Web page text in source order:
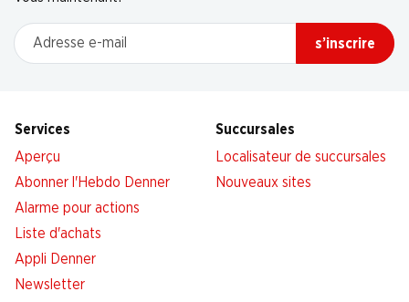
Adresse e-mail
s’inscrire
Services
Aperçu
Abonner l'Hebdo Denner
Alarme pour actions
Liste d'achats
Appli Denner
Newsletter
Succursales
Localisateur de succursales
Nouveaux sites